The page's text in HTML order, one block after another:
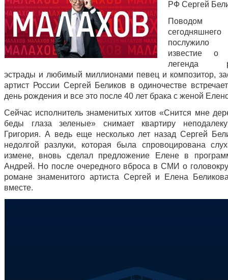
РФ Сергей
послужило
известие о
легенда
эстрады и любимый миллионами певец и композитор,
артист России Сергей Беликов в одиночестве
день рождения и все это после 40 лет брака с женой
Сейчас исполнитель знаменитых хитов «Снится мне
беды глаза зеленые» снимает квартиру
Григория. А ведь еще несколько лет назад Сергей
недолгой разлуки, которая была спровоцирована
измене, вновь сделал предложение Елене в
Андрей. Но после очередного вброса в СМИ о
романе знаменитого артиста Сергей и Елена
вместе.